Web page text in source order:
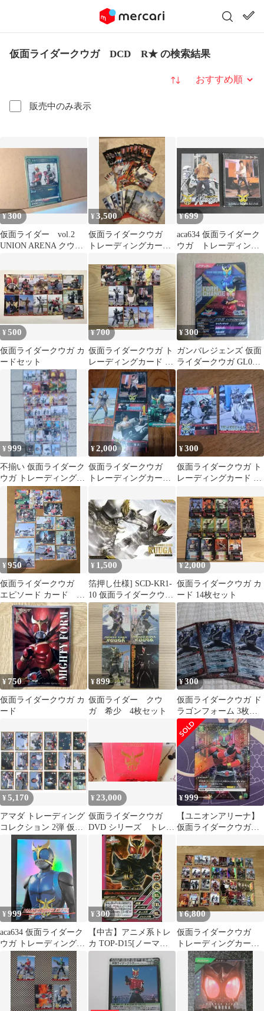
仮面ライダークウガ DCD R★ の検索結果
販売中のみ表示
並び替え
¥300
仮面ライダー vol.2
UNION ARENA クウガ
¥3,500
仮面ライダークウガ
トレーディングカード
¥699
aca634 仮面ライダーク
ウガ トレーディング
コレクション第1弾 五
代 雄介 オダギリジョー
¥500
仮面ライダークウガ カ
ードセット
¥700
仮面ライダークウガ ト
レーディングカード 10
枚セット
¥300
ガンバレジェンズ 仮面
ライダークウガ GL03-
062 CP
¥999
不揃い 仮面ライダーク
ウガ トレーディングカ
ード 34枚
¥2,000
仮面ライダークウガ
トレーディングカー
¥300
仮面ライダークウガ ト
レーディングカード 2
¥950
仮面ライダークウガ
エピソード カード 14
枚
¥ 1,500
箔押し仕様] SCD-KR1-
10 仮面ライダークウ
ガ】スクラッチカード
ダスより
¥2,000
仮面ライダークウガ カ
ード 14枚セット
¥750
仮面ライダークウガ カ
ード
¥899
仮面ライダー クウ
ガ 希少 4枚セット
¥300
仮面ライダークウガ ド
ラゴンフォーム 3枚
st5jz
¥5,170
アマダ トレーディング
コレクション 2弾 仮面
ライダークウガ ノーマ
ル全45種 セット
¥ 23,000
仮面ライダークウガ
DVD シリーズ トレー
ディングカードホルダ
¥999
【ユニオンアリーナ】
仮面ライダークウガ
¥999
aca634 仮面ライダーク
ウガ トレーディングコ
レクション第1弾 S02
仮面ライダークウガ ド
ラゴンフォーム
¥300
【中古】アニメ系トレ
カ TOP-D15[ノーマ
ル]：仮面ライダークウ
ガ アルティメットフォ
¥6,800
仮面ライダークウガ
トレーディングカー
ド アマダ